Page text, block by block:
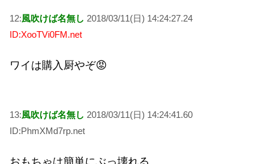
12:風吹けば名無し 2018/03/11(日) 14:24:27.24
ID:XooTVi0FM.net
ワイは購入厨やぞ😡
13:風吹けば名無し 2018/03/11(日) 14:24:41.60
ID:PhmXMd7rp.net
おもちゃは簡単にぶっ壊れる